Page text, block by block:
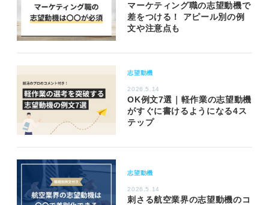
マーケティング職の志望動機で
差をつける！ アピール別の例
文や注意点も
志望動機
2026.5.14
OK例文7選｜軽作業の志望動機
がすぐに書けるようになる4ス
テップ
志望動機
2026.5.14
刺さる航空業界の志望動機のコ